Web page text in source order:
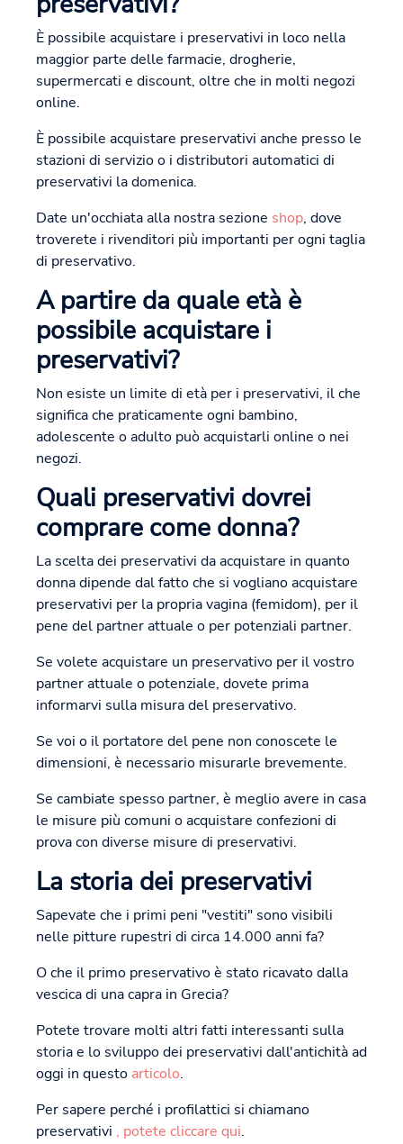
È possibile acquistare i preservativi in loco nella
maggior parte delle farmacie, drogherie,
supermercati e discount, oltre che in molti negozi
online.
È possibile acquistare preservativi anche presso le
stazioni di servizio o i distributori automatici di
preservativi la domenica.
Date un'occhiata alla nostra sezione shop, dove
troverete i rivenditori più importanti per ogni taglia
di preservativo.
A partire da quale età è
possibile acquistare i
preservativi?
Non esiste un limite di età per i preservativi, il che
significa che praticamente ogni bambino,
adolescente o adulto può acquistarli online o nei
negozi.
Quali preservativi dovrei
comprare come donna?
La scelta dei preservativi da acquistare in quanto
donna dipende dal fatto che si vogliano acquistare
preservativi per la propria vagina (femidom), per il
pene del partner attuale o per potenziali partner.
Se volete acquistare un preservativo per il vostro
partner attuale o potenziale, dovete prima
informarvi sulla misura del preservativo.
Se voi o il portatore del pene non conoscete le
dimensioni, è necessario misurarle brevemente.
Se cambiate spesso partner, è meglio avere in casa
le misure più comuni o acquistare confezioni di
prova con diverse misure di preservativi.
La storia dei preservativi
Sapevate che i primi peni "vestiti" sono visibili
nelle pitture rupestri di circa 14.000 anni fa?
O che il primo preservativo è stato ricavato dalla
vescica di una capra in Grecia?
Potete trovare molti altri fatti interessanti sulla
storia e lo sviluppo dei preservativi dall'antichità ad
oggi in questo articolo.
Per sapere perché i profilattici si chiamano
preservativi , potete cliccare qui.